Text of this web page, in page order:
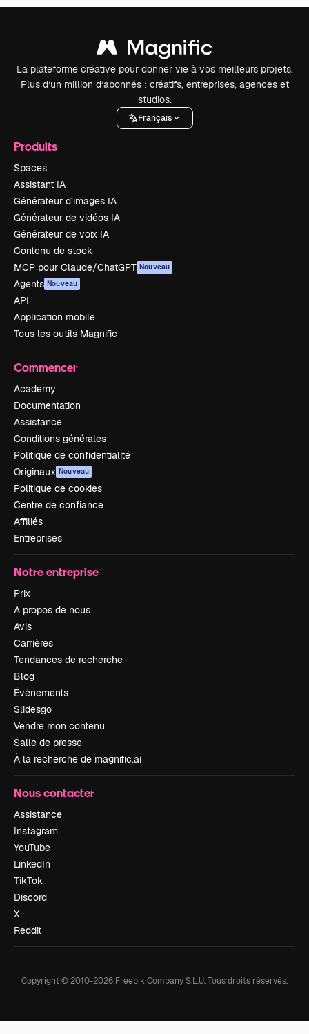
La plateforme créative pour donner vie à vos meilleurs projets.
Plus d’un million d’abonnés : créatifs, entreprises, agences et
studios.
Français
Produits
Spaces
Assistant IA
Générateur d’images IA
Générateur de vidéos IA
Générateur de voix IA
Contenu de stock
MCP pour Claude/ChatGPT Nouveau
Agents Nouveau
API
Application mobile
Tous les outils Magnific
Commencer
Academy
Documentation
Assistance
Conditions générales
Politique de confidentialité
Originaux Nouveau
Politique de cookies
Centre de confiance
Affiliés
Entreprises
Notre entreprise
Prix
À propos de nous
Avis
Carrières
Tendances de recherche
Blog
Événements
Slidesgo
Vendre mon contenu
Salle de presse
À la recherche de magnific.ai
Nous contacter
Assistance
Instagram
YouTube
LinkedIn
TikTok
Discord
X
Reddit
Copyright © 2010-2026 Freepik Company S.L.U.Tous droits réservés.